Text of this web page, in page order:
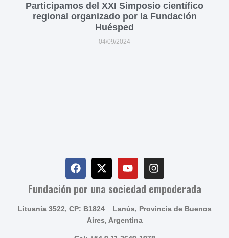
Participamos del XXI Simposio científico
regional organizado por la Fundación
Huésped
04/09/2024
Fundación por una sociedad empoderada
Lituania 3522, CP: B1824 Lanús, Provincia de Buenos
Aires, Argentina